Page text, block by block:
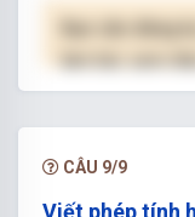
làm bài, xem
hạn.
CÂU 9/9
Viết phép tính